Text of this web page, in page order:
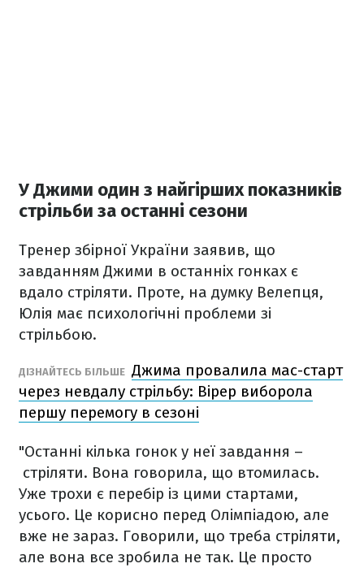
У Джими один з найгірших показників
стрільби за останні сезони
Тренер збірної України заявив, що
завданням Джими в останніх гонках є
вдало стріляти. Проте, на думку Велепця,
Юлія має психологічні проблеми зі
стрільбою.
ДІЗНАЙТЕСЬ БІЛЬШЕ Джима провалила мас-старт
через невдалу стрільбу: Вірер виборола
першу перемогу в сезоні
"Останні кілька гонок у неї завдання –
стріляти. Вона говорила, що втомилась.
Уже трохи є перебір із цими стартами,
усього. Це корисно перед Олімпіадою, але
вже не зараз. Говорили, що треба стріляти,
але вона все зробила не так. Це просто